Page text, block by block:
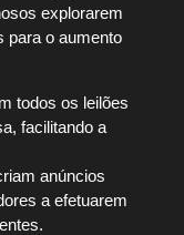
explorarem
para o aumento
todos os leilões
facilitando a
anúncios
a efetuarem